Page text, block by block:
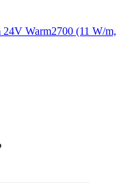
Warm2700 (11 W/m,